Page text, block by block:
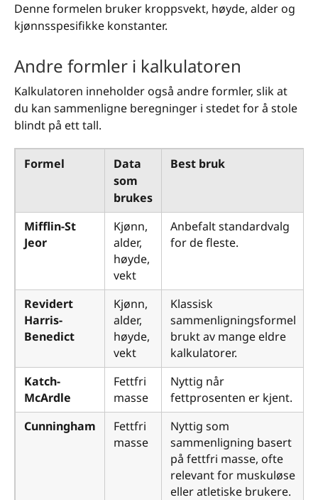
Denne formelen bruker kroppsvekt, høyde, alder og
kjønnsspesifikke konstanter.
Andre formler i kalkulatoren
Kalkulatoren inneholder også andre formler, slik at
du kan sammenligne beregninger i stedet for å stole
blindt på ett tall.
Formel
Data
som
brukes
Best bruk
Mifflin-St
Jeor
Kjønn,
alder,
høyde,
vekt
Anbefalt standardvalg
for de fleste.
Revidert
Harris-
Benedict
Kjønn,
alder,
høyde,
vekt
Klassisk
sammenligningsformel
brukt av mange eldre
kalkulatorer.
Katch-
McArdle
Fettfri
masse
Nyttig når
fettprosenten er kjent.
Cunningham
Fettfri
masse
Nyttig som
sammenligning basert
på fettfri masse, ofte
relevant for muskuløse
eller atletiske brukere.